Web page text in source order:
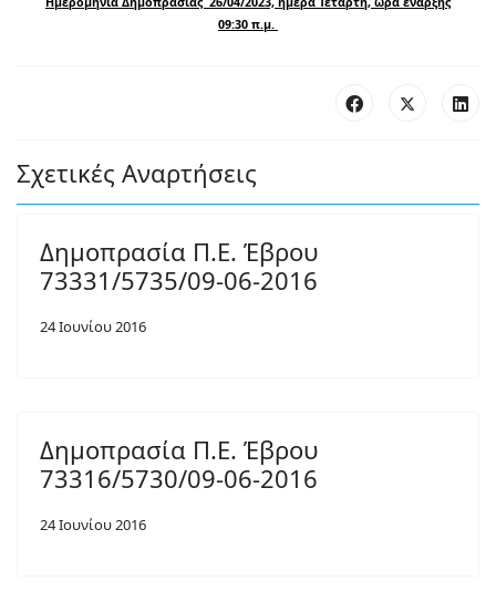
09:30 π.μ.
Σχετικές Αναρτήσεις
Δημοπρασία Π.Ε. Έβρου
73331/5735/09-06-2016
24 Ιουνίου 2016
Δημοπρασία Π.Ε. Έβρου
73316/5730/09-06-2016
24 Ιουνίου 2016